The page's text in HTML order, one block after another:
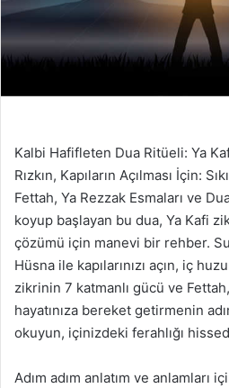
Kalbi Hafifleten Dua Ritüeli: Ya
Rızkın, Kapıların Açılması İçin:
Fettah, Ya Rezzak Esmaları ve
koyup başlayan bu dua, Ya Kafi
çözümü için manevi bir rehber.
Hüsna ile kapılarınızı açın, iç
zikrinin 7 katmanlı gücü ve
hayatınıza bereket getirmenin
okuyun, içinizdeki ferahlığı
Adım adım anlatım ve anlamları